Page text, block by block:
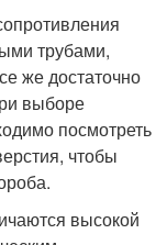
трубами,
же достаточно
выборе
посмотреть
чтобы
высокой